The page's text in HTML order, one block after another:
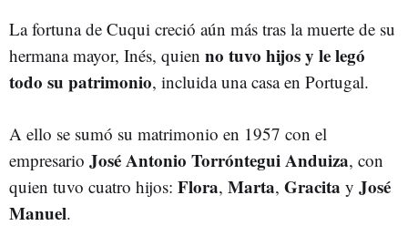
La fortuna de Cuqui creció aún más tras la muerte de su
hermana mayor, Inés, quien no tuvo hijos y le legó
todo su patrimonio, incluida una casa en Portugal.
A ello se sumó su matrimonio en 1957 con el
empresario José Antonio Torróntegui Anduiza, con
quien tuvo cuatro hijos: Flora, Marta, Gracita y José
Manuel.